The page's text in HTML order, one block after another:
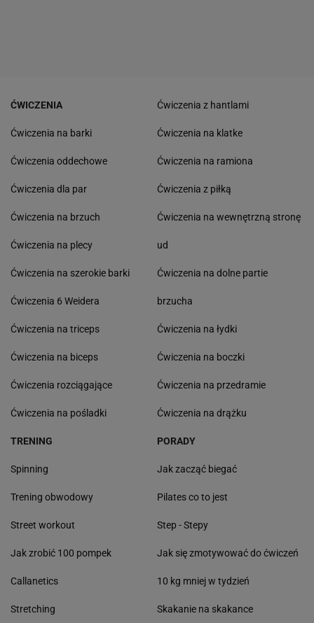
ĆWICZENIA
Ćwiczenia na barki
Ćwiczenia oddechowe
Ćwiczenia dla par
Ćwiczenia na brzuch
Ćwiczenia na plecy
Ćwiczenia na szerokie barki
Ćwiczenia 6 Weidera
Ćwiczenia na triceps
Ćwiczenia na biceps
Ćwiczenia rozciągające
Ćwiczenia na pośladki
Ćwiczenia z hantlami
Ćwiczenia na klatke
Ćwiczenia na ramiona
Ćwiczenia z piłką
Ćwiczenia na wewnętrzną stronę
ud
Ćwiczenia na dolne partie
brzucha
Ćwiczenia na łydki
Ćwiczenia na boczki
Ćwiczenia na przedramie
Ćwiczenia na drążku
TRENING
Spinning
Trening obwodowy
Street workout
Jak zrobić 100 pompek
Callanetics
Stretching
PORADY
Jak zacząć biegać
Pilates co to jest
Step - Stepy
Jak się zmotywować do ćwiczeń
10 kg mniej w tydzień
Skakanie na skakance